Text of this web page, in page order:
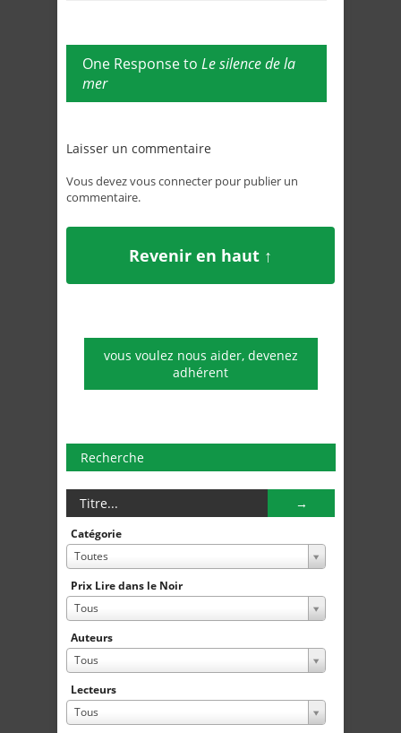
One Response to Le silence de la
mer
Laisser un commentaire
Vous devezvous connecter pour publier un
commentaire.
Revenir en haut ↑
vous voulez nous aider, devenez
adhérent
Recherche
Catégorie
Toutes
Prix Lire dans le Noir
Tous
Auteurs
Tous
Lecteurs
Tous